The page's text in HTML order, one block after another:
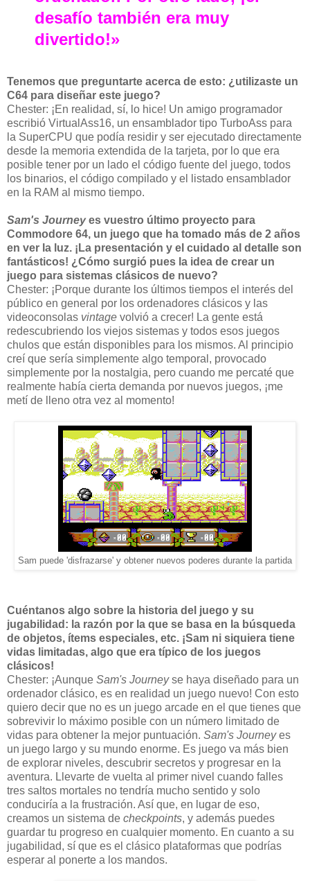
desafío también era muy
divertido!»
Tenemos que preguntarte acerca de esto: ¿utilizaste un
C64 para diseñar este juego?
Chester: ¡En realidad, sí, lo hice! Un amigo programador
escribió VirtualAss16, un ensamblador tipo TurboAss para
la SuperCPU que podía residir y ser ejecutado directamente
desde la memoria extendida de la tarjeta, por lo que era
posible tener por un lado el código fuente del juego, todos
los binarios, el código compilado y el listado ensamblador
en la RAM al mismo tiempo.
Sam's Journeyes vuestro último proyecto para
Commodore 64, un juego que ha tomado más de 2 años
en ver la luz. ¡La presentación y el cuidado al detalle son
fantásticos! ¿Cómo surgió pues la idea de crear un
juego para sistemas clásicos de nuevo?
Chester: ¡Porque durante los últimos tiempos el interés del
público en general por los ordenadores clásicos y las
videoconsolas vintage volvió a crecer! La gente está
redescubriendo los viejos sistemas y todos esos juegos
chulos que están disponibles para los mismos. Al principio
creí que sería simplemente algo temporal, provocado
simplemente por la nostalgia, pero cuando me percaté que
realmente había cierta demanda por nuevos juegos, ¡me
metí de lleno otra vez al momento!
Sam puede 'disfrazarse' y obtener nuevos poderes durante la partida
Cuéntanos algo sobre la historia del juego y su
jugabilidad: la razón por la que se basa en la búsqueda
de objetos, ítems especiales, etc. ¡Sam ni siquiera tiene
vidas limitadas, algo que era típico de los juegos
clásicos!
Chester: ¡Aunque Sam's Journeyse haya diseñado para un
ordenador clásico, es en realidad un juego nuevo! Con esto
quiero decir que no es un juego arcade en el que tienes que
sobrevivir lo máximo posible con un número limitado de
vidas para obtener la mejor puntuación. Sam's Journeyes
un juego largo y su mundo enorme. Es juego va más bien
de explorar niveles, descubrir secretos y progresar en la
aventura. Llevarte de vuelta al primer nivel cuando falles
tres saltos mortales no tendría mucho sentido y solo
conduciría a la frustración. Así que, en lugar de eso,
creamos un sistema de checkpoints, y además puedes
guardar tu progreso en cualquier momento. En cuanto a su
jugabilidad, sí que es el clásico plataformas que podrías
esperar al ponerte a los mandos.